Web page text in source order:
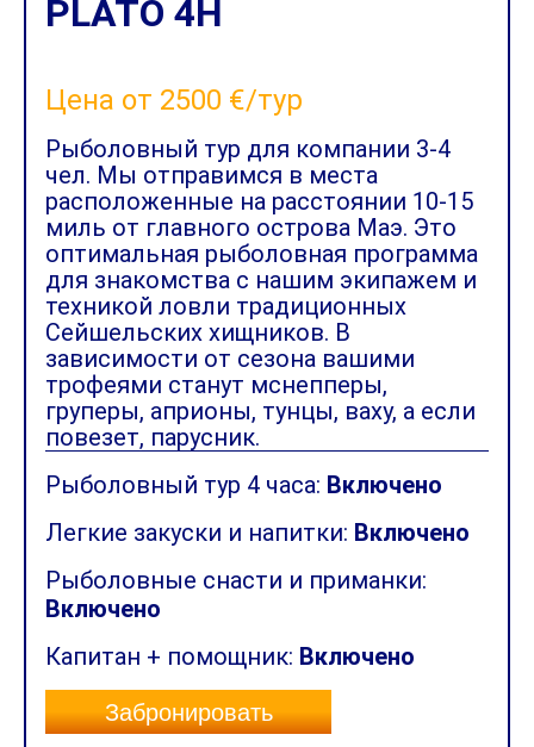
PLATO 4H
Цена от 2500 €/тур
Рыболовный тур для компании 3-4
чел. Мы отправимся в места
расположенные на расстоянии 10-15
миль от главного острова Маэ. Это
оптимальная рыболовная программа
для знакомства с нашим экипажем и
техникой ловли традиционных
Сейшельских хищников. В
зависимости от сезона вашими
трофеями станут мснепперы,
груперы, априоны, тунцы, ваху, а если
повезет, парусник.
Рыболовный тур 4 часа: Включено
Легкие закуски и напитки: Включено
Рыболовные снасти и приманки:
Включено
Капитан + помощник: Включено
Забронировать